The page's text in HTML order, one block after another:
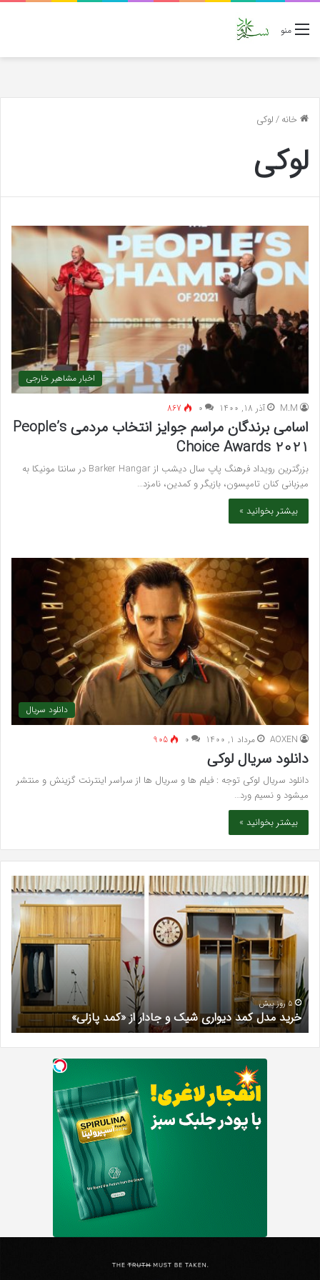
منو
خانه/لوکی
لوکی
اخبار مشاهیر خارجی
M.M آذر 18, 1400 ۰ 867
اسامی برندگان مراسم جوایز انتخاب مردمی People’s
Choice Awards 2021
بزرگترین رویداد فرهنگ پاپ سال دیشب از Barker Hangar در سانتا مونیکا به
میزبانی کنان تامپسون، بازیگر و کمدین، نامزد…
بیشتر بخوانید »
دانلود سریال
AOXEN مرداد 1, 1400 ۰ 905
دانلود سریال لوکی
دانلود سریال لوکی توجه : فیلم ها و سریال ها از سراسر اینترنت گزینش و منتشر
میشود و نسیم ورد…
بیشتر بخوانید »
خرید
مدل
دیواری
شیک
جادار
از
«کمد
پازلی»
5 روز پیش
خرید مدل کمد دیواری شیک و جادار از «کمد پازلی»
در